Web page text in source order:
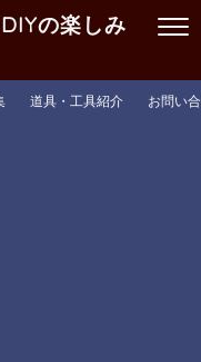
の楽しみ
道具・工具紹介 お問い